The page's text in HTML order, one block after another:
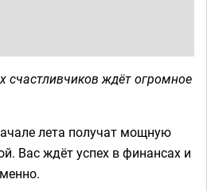
счастливчиков ждёт огромное
лета получат мощную
Вас ждёт успех в финансах и